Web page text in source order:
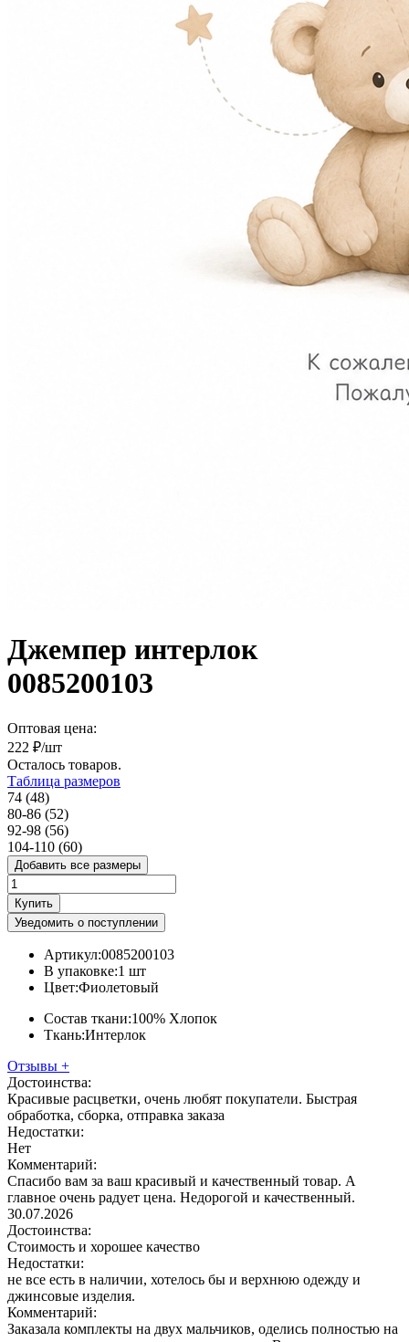
Джемпер интерлок
0085200103
Оптовая цена:
222 ₽/шт
Осталось товаров.
Таблица размеров
74 (48)
80-86 (52)
92-98 (56)
104-110 (60)
Добавить все размеры
Купить
Уведомить о поступлении
Артикул:0085200103
В упаковке:1 шт
Цвет:Фиолетовый
Состав ткани:100% Хлопок
Ткань:Интерлок
Отзывы +
Достоинства:
Красивые расцветки, очень любят покупатели. Быстрая
обработка, сборка, отправка заказа
Недостатки:
Нет
Комментарий:
Спасибо вам за ваш красивый и качественный товар. А
главное очень радует цена. Недорогой и качественный.
30.07.2026
Достоинства:
Стоимость и хорошее качество
Недостатки:
не все есть в наличии, хотелось бы и верхнюю одежду и
джинсовые изделия.
Комментарий:
Заказала комплекты на двух мальчиков, оделись полностью на